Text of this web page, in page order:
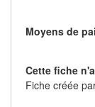
Moyens de
Cette fiche
Fiche créée